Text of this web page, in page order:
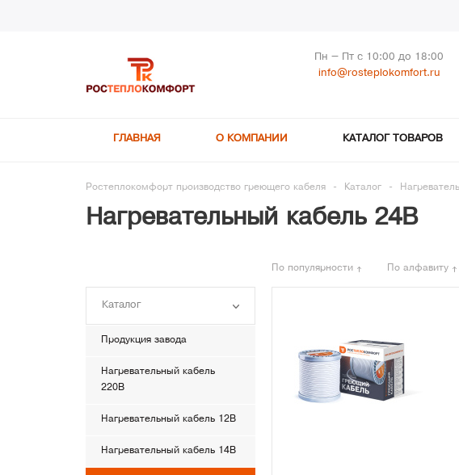
Пн – Пт с 10:00 до 18:00
info@rosteplokomfort.ru
ГЛАВНАЯ О КОМПАНИИ КАТАЛОГ ТОВАРОВ
Ростеплокомфорт производство греющего кабеля - Каталог -
Нагревательный кабель 24В
Каталог
Продукция завода
Нагревательный кабель
220В
Нагревательный кабель 12В
Нагревательный кабель 14В
По популярности По алфавиту